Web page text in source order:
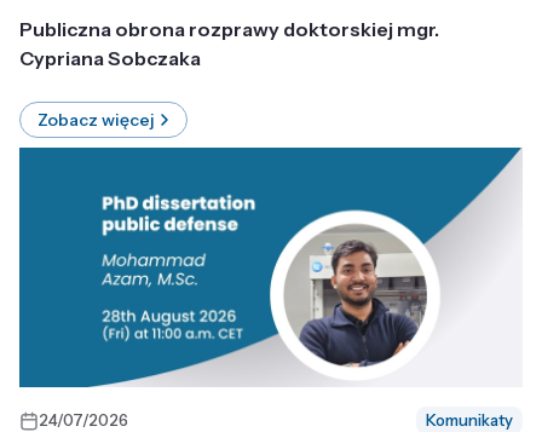
Publiczna obrona rozprawy doktorskiej mgr.
Cypriana Sobczaka
Zobacz więcej
24/07/2026 Komunikaty